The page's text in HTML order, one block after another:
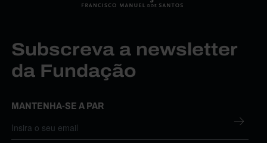
Subscreva a newsletter
da Fundação
MANTENHA-SE A PAR